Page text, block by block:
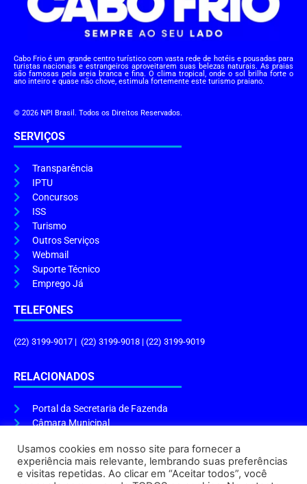
Cabo Frio é um grande centro turístico com vasta rede de hotéis e pousadas para
turistas nacionais e estrangeiros aproveitarem suas belezas naturais. As praias
são famosas pela areia branca e fina. O clima tropical, onde o sol brilha forte o
ano inteiro e quase não chove, estimula fortemente este turismo praiano.
© 2026 NPI Brasil. Todos os Direitos Reservados.
SERVIÇOS
Transparência
IPTU
Concursos
ISS
Turismo
Outros Serviços
Webmail
Suporte Técnico
Emprego Já
TELEFONES
(22) 3199-9017 | (22) 3199-9018 | (22) 3199-9019
RELACIONADOS
Portal da Secretaria de Fazenda
Câmara Municipal
ENDEREÇO E HORÁRIO
Usamos cookies em nosso site para fornecer a
experiência mais relevante, lembrando suas preferências
e visitas repetidas. Ao clicar em “Aceitar todos”, você